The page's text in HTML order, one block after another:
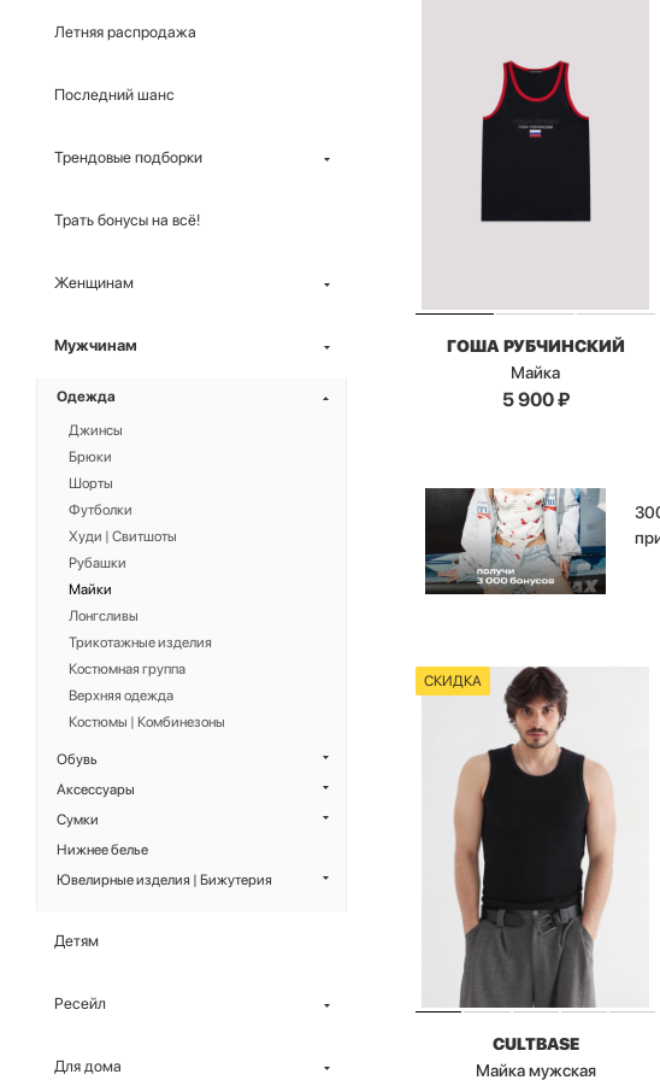
ГОША РУБЧИНСКИЙ
Майка
5 900₽
СКИДКА
CULTBASE
Майка мужская
Летняя распродажа
Последний шанс
Трендовые подборки
Трать бонусы на всё!
Женщинам
Мужчинам
Одежда
Джинсы
Брюки
Шорты
Футболки
Худи | Свитшоты
Рубашки
Майки
Лонгсливы
Трикотажные изделия
Костюмная группа
Верхняя одежда
Костюмы | Комбинезоны
Обувь
Аксессуары
Сумки
Нижнее белье
Ювелирные изделия | Бижутерия
Детям
Ресейл
Для дома